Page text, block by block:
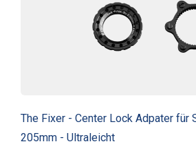
The Fixer - Center Lock Adpater für
205mm - Ultraleicht